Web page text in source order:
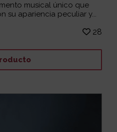
musical único que
su apariencia peculiar y...
28